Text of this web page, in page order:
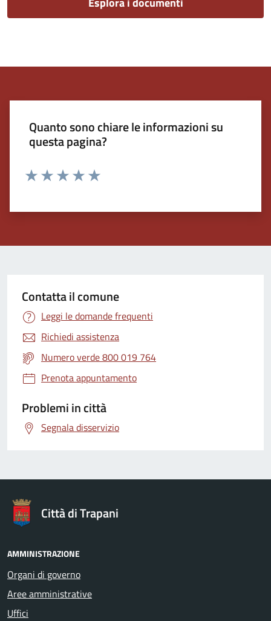
Quanto sono chiare le informazioni su
questa pagina?
Contatta il comune
Leggi le domande frequenti
Richiedi assistenza
Numero verde 800 019 764
Prenota appuntamento
Problemi in città
Segnala disservizio
Città di Trapani
AMMINISTRAZIONE
Organi di governo
Aree amministrative
Uffici